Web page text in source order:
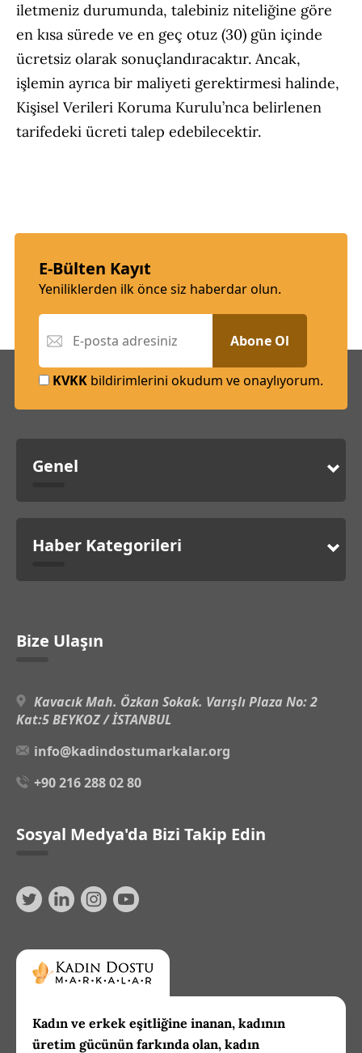
iletmeniz durumunda, talebiniz niteliğine göre
en kısa sürede ve en geç otuz (30) gün içinde
ücretsiz olarak sonuçlandıracaktır. Ancak,
işlemin ayrıca bir maliyeti gerektirmesi halinde,
Kişisel Verileri Koruma Kurulu’nca belirlenen
tarifedeki ücreti talep edebilecektir.
E-Bülten Kayıt
Yeniliklerden ilk önce siz haberdar olun.
Abone Ol
KVKK bildirimlerini okudum ve onaylıyorum.
Genel
Haber Kategorileri
Bize Ulaşın
Kavacık Mah. Özkan Sokak. Varışlı Plaza No: 2
Kat:5 BEYKOZ / İSTANBUL
info@kadindostumarkalar.org
+90 216 288 02 80
Sosyal Medya'da Bizi Takip Edin
Kadın ve erkek eşitliğine inanan, kadının
üretim gücünün farkında olan, kadın